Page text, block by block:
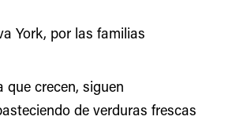
York, por las familias
crecen, siguen
de verduras frescas